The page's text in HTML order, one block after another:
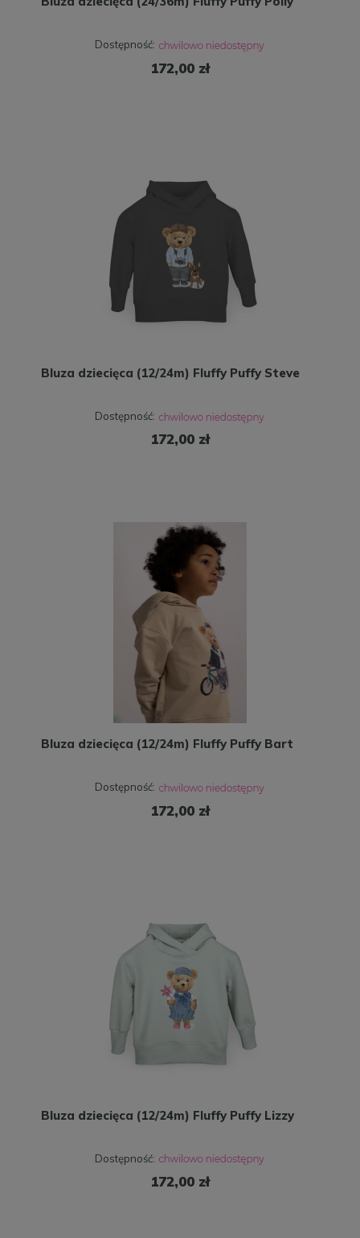
Dostępność:
172,00 zł
Bluza dziecięca (12/24m) Fluffy Puffy Steve
Dostępność:
172,00 zł
Bluza dziecięca (12/24m) Fluffy Puffy Bart
Dostępność:
172,00 zł
Bluza dziecięca (12/24m) Fluffy Puffy Lizzy
Dostępność:
172,00 zł